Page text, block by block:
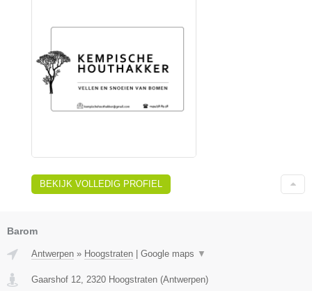
BEKIJK VOLLEDIG PROFIEL
Barom
Antwerpen » Hoogstraten Google maps ▼
Gaarshof 12 2320 Hoogstraten (Antwerpen)